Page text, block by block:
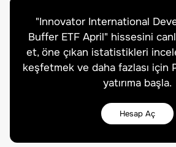
"Innovator International
Buffer ETF April" hissesini
et, öne çıkan istatistikleri
keşfetmek ve daha fazlası için
yatırıma başla.
Hesap Aç